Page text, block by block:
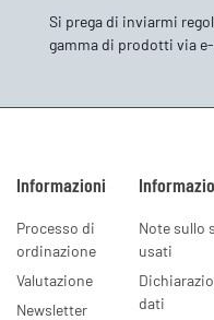
Si prega di inviarmi
gamma di prodotti via
Informazioni
Processo di
ordinazione
Valutazione
Newsletter
Note sullo
usati
dati